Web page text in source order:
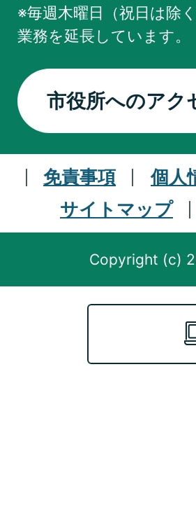
※毎週木曜日（祝日は除
業務を延長しています。
市役所へのアク
免責事項
個人
サイトマップ
Copyright (c)